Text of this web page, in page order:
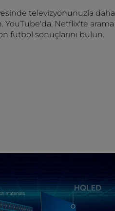
televizyonunuzla daha
YouTube'da, Netflix'te arama
futbol sonuçlarını bulun.